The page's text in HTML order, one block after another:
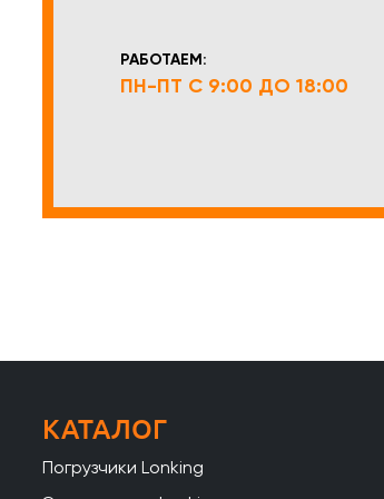
РАБОТАЕМ:
ПН-ПТ С 9:00 ДО 18:00
КАТАЛОГ
Погрузчики Lonking